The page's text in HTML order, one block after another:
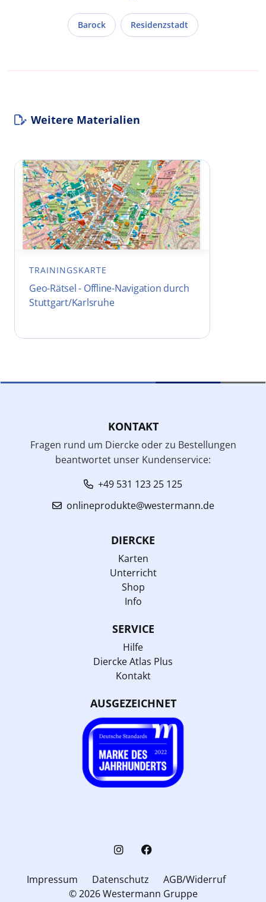
Barock Residenzstadt
Weitere Materialien
TRAININGSKARTE
Geo-Rätsel - Offline-Navigation durch
Stuttgart/Karlsruhe
KONTAKT
Fragen rund um Diercke oder zu Bestellungen
beantwortet unser Kundenservice:
+49 531 123 25 125
onlineprodukte@westermann.de
DIERCKE
Karten
Unterricht
Shop
Info
SERVICE
Hilfe
Diercke Atlas Plus
Kontakt
AUSGEZEICHNET
Impressum Datenschutz
AGB/Widerruf
© 2026 Westermann Gruppe